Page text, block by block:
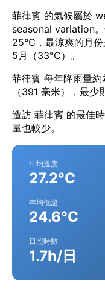
菲律賓 的氣候屬於
seasonal variation
25°C，最涼爽的月
5月（33°C）。
菲律賓 每年降雨量
（391 毫米），最少
造訪 菲律賓 的最佳
量也較少。
年均溫度
27.2°C
年均低溫
24.6°C
日照時數
1.7h/日